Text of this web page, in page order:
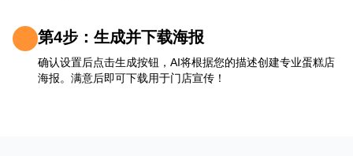
第4步：生成并下载海报
确认设置后点击生成按钮，AI将根据您的描述创建专业蛋糕店
海报。满意后即可下载用于门店宣传！